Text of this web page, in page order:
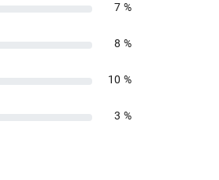
7 %
8 %
10 %
3 %